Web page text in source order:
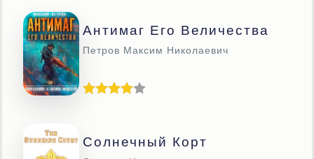
Антимаг Его Величества
Петров Максим Николаевич
Солнечный Корт